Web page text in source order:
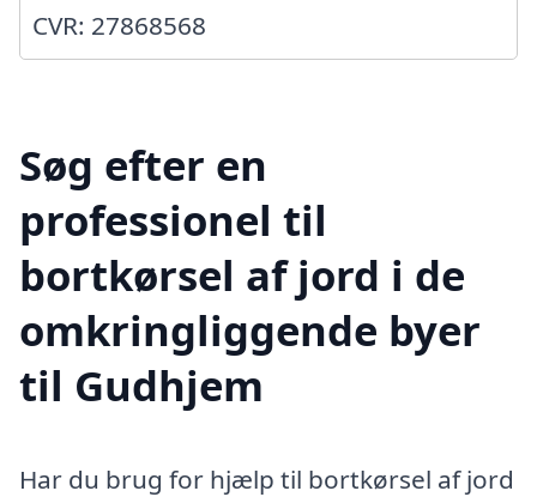
CVR: 27868568
Søg efter en
professionel til
bortkørsel af jord i de
omkringliggende byer
til Gudhjem
Har du brug for hjælp til bortkørsel af jord